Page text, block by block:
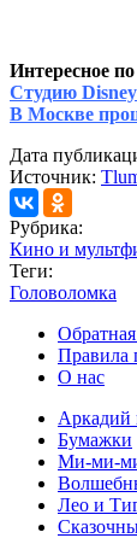
Интересное
Студию
В Москве
Дата
Источник:
Рубрика:
Кино и
Теги:
Головоломка
Обратная
Правила
О нас
Аркадий
Бумажки
Ми-ми-
Лео и